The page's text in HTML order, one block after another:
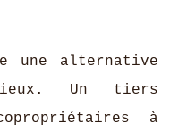
une alternative
Un tiers
à